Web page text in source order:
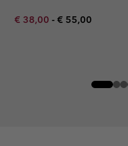
Minimum sale price:
€ 38,00 - Maximum price:
€ 55,00